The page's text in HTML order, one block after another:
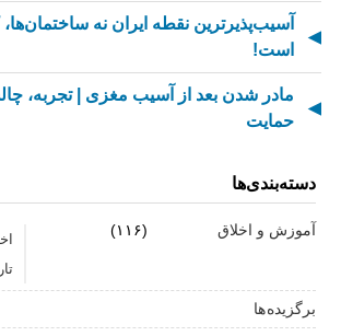
آسیب‌پذیرترین نقطه ایران نه
است!
مادر شدن بعد از آسیب مغزی | تجربه،
حمایت
رهبران خاکستری | وقتی خم کردن
دسته‌بندی‌ها
آموزش و اخلاق (۱۱۶)
برگزیده ها